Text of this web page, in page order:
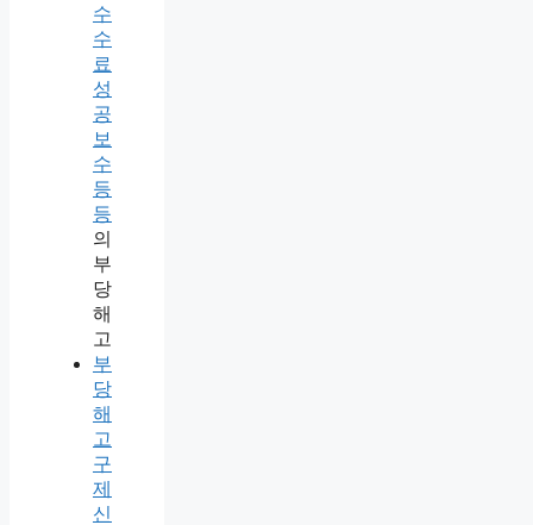
수
수
료
성
공
보
수
등
등
의
부
당
해
고
부
당
해
고
구
제
신